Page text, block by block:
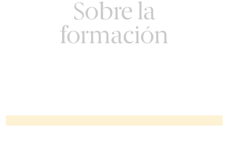
Sobre la
formación